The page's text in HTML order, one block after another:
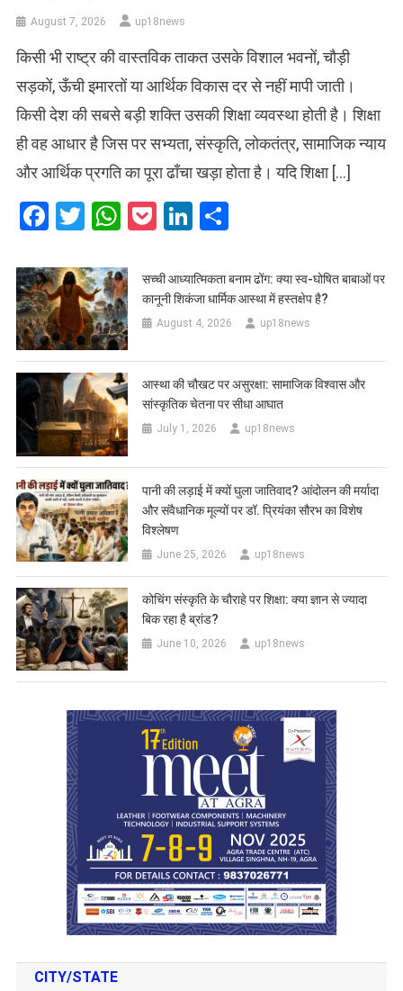
August 7, 2026 up18news
किसी भी राष्ट्र की वास्तविक ताकत उसके विशाल भवनों, चौड़ी
सड़कों, ऊँची इमारतों या आर्थिक विकास दर से नहीं मापी जाती।
किसी देश की सबसे बड़ी शक्ति उसकी शिक्षा व्यवस्था होती है। शिक्षा
ही वह आधार है जिस पर सभ्यता, संस्कृति, लोकतंत्र, सामाजिक न्याय
और आर्थिक प्रगति का पूरा ढाँचा खड़ा होता है। यदि शिक्षा […]
Facebook
Twitter
WhatsApp
PocketLinkedIn
सच्ची आध्यात्मिकता बनाम ढोंग: क्या स्व-घोषित बाबाओं पर
कानूनी शिकंजा धार्मिक आस्था में हस्तक्षेप है?
August 4, 2026 up18news
आस्था की चौखट पर असुरक्षा: सामाजिक विश्वास और
सांस्कृतिक चेतना पर सीधा आघात
July 1, 2026 up18news
पानी की लड़ाई में क्यों घुला जातिवाद? आंदोलन की मर्यादा
और संवैधानिक मूल्यों पर डॉ. प्रियंका सौरभ का विशेष
विश्लेषण
June 25, 2026 up18news
कोचिंग संस्कृति के चौराहे पर शिक्षा: क्या ज्ञान से ज्यादा
बिक रहा है ब्रांड?
June 10, 2026 up18news
CITY/STATE